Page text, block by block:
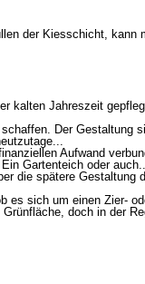
der Kiesschicht, kann
kalten Jahreszeit
Der Gestaltung
Aufwand
Gartenteich oder
die spätere Gestaltung
es sich um einen Zier-
doch in der